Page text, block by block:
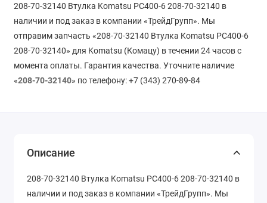
208-70-32140 Втулка Komatsu PC400-6 208-70-32140 в
наличии и под заказ в компании «ТрейдГрупп». Мы
отправим запчасть «208-70-32140 Втулка Komatsu PC400-6
208-70-32140» для Komatsu (Комацу) в течении 24 часов с
момента оплаты. Гарантия качества. Уточните наличие
«208-70-32140» по телефону: +7 (343) 270-89-84
Описание
208-70-32140 Втулка Komatsu PC400-6 208-70-32140 в
наличии и под заказ в компании «ТрейдГрупп». Мы